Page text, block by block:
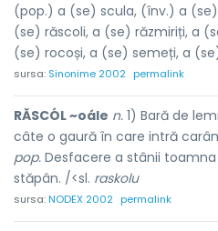
(pop.) a (se) scula, (înv.) a
(se) răscoli, a (se) răzmiriți, a
(se) rocoși, a (se) semeți, a
sursa: Sinonime 2002 permalink
RĂSCÓL ~oále n. 1) Bară de
câte o gaură în care intră
pop. Desfacere a stânii
stăpân. /<sl. raskolu
sursa:NODEX 2002 permalink